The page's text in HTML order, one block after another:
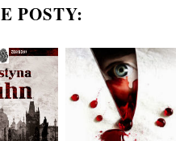
POSTY: